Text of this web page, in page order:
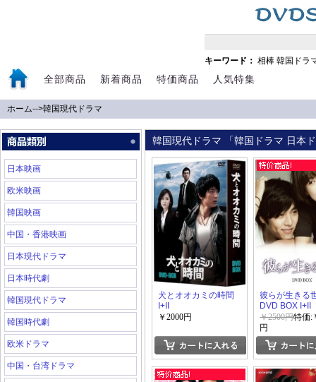
キーワード： 相棒 韓国ドラ
全部商品 新着商品 特価商品 人気特集
ホーム-->韓国現代ドラマ
日本映画
欧米映画
韓国映画
中国・香港映画
日本現代ドラマ
日本時代劇
韓国現代ドラマ
韓国時代劇
欧米ドラマ
中国・台湾ドラマ
韓国現代ドラマ 「韓国ドラマ 日本
犬とオオカミの時間
I+II
￥2000円
彼らが生きる
DVD BOX I+II
￥2500円特価:
円